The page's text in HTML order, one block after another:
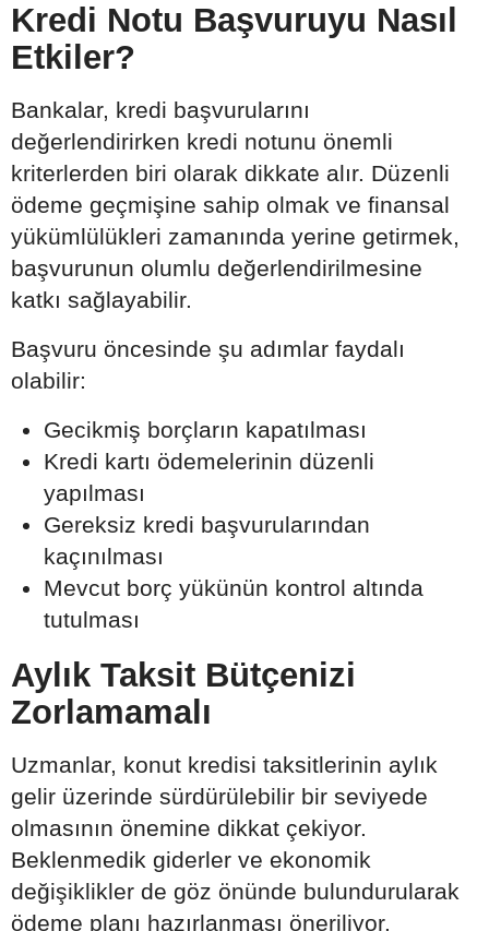
Kredi Notu Başvuruyu Nasıl
Etkiler?
Bankalar, kredi başvurularını
değerlendirirken kredi notunu önemli
kriterlerden biri olarak dikkate alır. Düzenli
ödeme geçmişine sahip olmak ve finansal
yükümlülükleri zamanında yerine getirmek,
başvurunun olumlu değerlendirilmesine
katkı sağlayabilir.
Başvuru öncesinde şu adımlar faydalı
olabilir:
Gecikmiş borçların kapatılması
Kredi kartı ödemelerinin düzenli
yapılması
Gereksiz kredi başvurularından
kaçınılması
Mevcut borç yükünün kontrol altında
tutulması
Aylık Taksit Bütçenizi
Zorlamamalı
Uzmanlar, konut kredisi taksitlerinin aylık
gelir üzerinde sürdürülebilir bir seviyede
olmasının önemine dikkat çekiyor.
Beklenmedik giderler ve ekonomik
değişiklikler de göz önünde bulundurularak
ödeme planı hazırlanması öneriliyor.